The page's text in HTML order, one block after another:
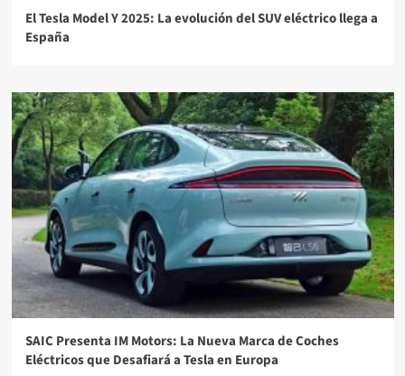
El Tesla Model Y 2025: La evolución del SUV eléctrico llega a
España
SAIC Presenta IM Motors: La Nueva Marca de Coches
Eléctricos que Desafiará a Tesla en Europa